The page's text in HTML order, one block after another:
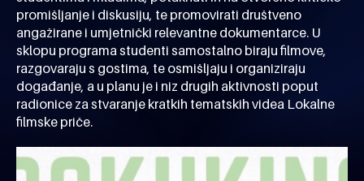
promišljanje i diskusiju, te promovirati društveno
angažirane i umjetnički relevantne dokumentarce. U
sklopu programa studenti samostalno biraju filmove,
razgovaraju s gostima, te osmišljaju i organiziraju
događanje, a u planu je i niz drugih aktivnosti poput
radionice za stvaranje kratkih tematskih videa Lokalne
filmske priče.